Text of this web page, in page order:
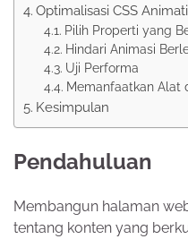
Optimalisasi CSS
Pilih Properti yang
Hindari Animasi
Uji Performa
Memanfaatkan Alat
Kesimpulan
Pendahuluan
Membangun halaman
tentang konten yang